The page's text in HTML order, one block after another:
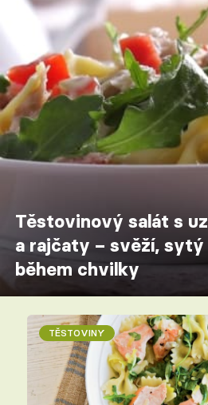
Těstovinový salát s
a rajčaty – svěží,
během chvilky
TĚSTOVINY